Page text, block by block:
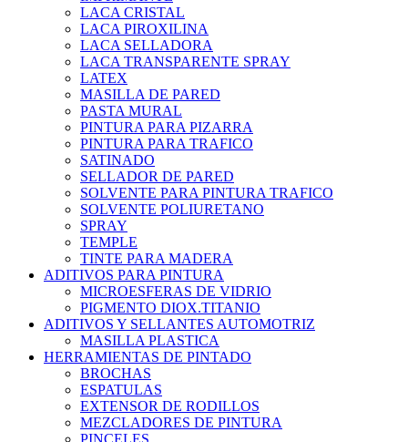
LACA CRISTAL
LACA PIROXILINA
LACA SELLADORA
LACA TRANSPARENTE SPRAY
LATEX
MASILLA DE PARED
PASTA MURAL
PINTURA PARA PIZARRA
PINTURA PARA TRAFICO
SATINADO
SELLADOR DE PARED
SOLVENTE PARA PINTURA TRAFICO
SOLVENTE POLIURETANO
SPRAY
TEMPLE
TINTE PARA MADERA
ADITIVOS PARA PINTURA
MICROESFERAS DE VIDRIO
PIGMENTO DIOX.TITANIO
ADITIVOS Y SELLANTES AUTOMOTRIZ
MASILLA PLASTICA
HERRAMIENTAS DE PINTADO
BROCHAS
ESPATULAS
EXTENSOR DE RODILLOS
MEZCLADORES DE PINTURA